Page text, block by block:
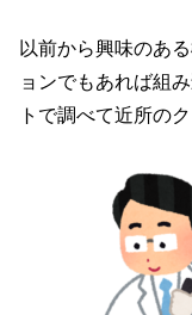
以前から興味のあ
ョンでもあれば組
トで調べて近所の